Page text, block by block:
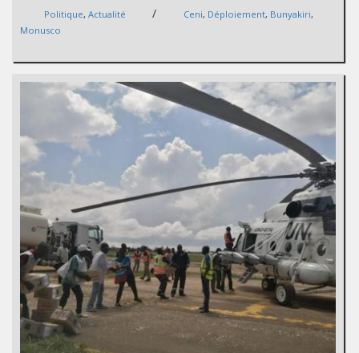
Politique, Actualité / Ceni, Déploiement, Bunyakiri,
Monusco